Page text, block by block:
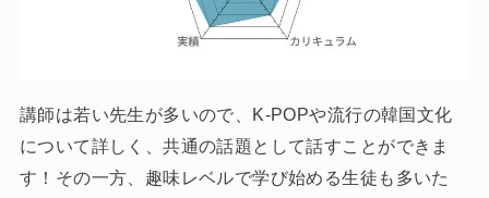
講師は若い先生が多いので、K-POPや流行の韓国文化
について詳しく、共通の話題として話すことができま
す！その一方、趣味レベルで学び始める生徒も多いた